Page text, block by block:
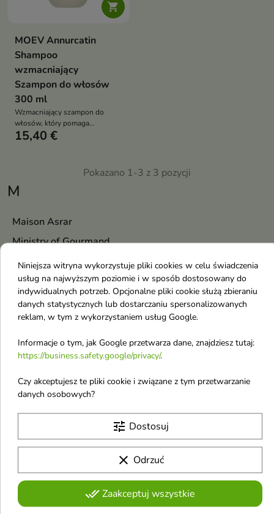
M
Maison Asrar
Ministry of Gourmand
Mysterium
Mediderm
Mixsoon
Menokin
Moev
Medi-Peel
Max Factor
Ma:nyo
Made in Lab
Maison Francis Kurkdjian
Mancera
Marc Jacobs

MOEV Annurcatin
Shampoo
wzmacniający
Szampon do włosów
300 ml
Wzmacniający szampon do
włosów, który pomaga
ograniczyć wypadanie włosów,
15,40 €
Pokazano 1-3 z 3 pozycji
Niniejsza witryna wykorzystuje pliki cookies w celu świadczenia
usług na najwyższym poziomie i w sposób dostosowany do
indywidualnych potrzeb. Opcjonalne pliki cookie służą zbieraniu
danych statystycznych lub dostarczaniu spersonalizowanych
reklam, w tym z wykorzystaniem usług Google.
Informacje o tym, jak Google przetwarza dane, znajdziesz tutaj:
https://business.safety.google/privacy/.
Czy akceptujesz te pliki cookie i związane z tym przetwarzanie
danych osobowych?
tune Dostosuj
clear Odrzuć
done_allZaakceptuj wszystkie